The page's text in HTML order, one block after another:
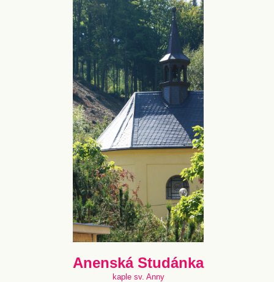
Anenská Studánka
kaple sv. Anny